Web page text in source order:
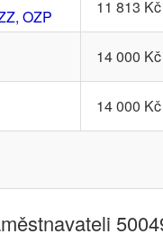
OZP
11 813 Kč
14 000 Kč
14 000 Kč